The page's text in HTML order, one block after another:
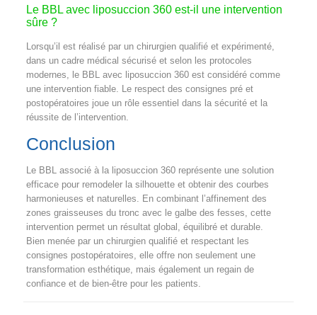
Le BBL avec liposuccion 360 est-il une intervention
sûre ?
Lorsqu’il est réalisé par un chirurgien qualifié et expérimenté,
dans un cadre médical sécurisé et selon les protocoles
modernes, le BBL avec liposuccion 360 est considéré comme
une intervention fiable. Le respect des consignes pré et
postopératoires joue un rôle essentiel dans la sécurité et la
réussite de l’intervention.
Conclusion
Le BBL associé à la liposuccion 360 représente une solution
efficace pour remodeler la silhouette et obtenir des courbes
harmonieuses et naturelles. En combinant l’affinement des
zones graisseuses du tronc avec le galbe des fesses, cette
intervention permet un résultat global, équilibré et durable.
Bien menée par un chirurgien qualifié et respectant les
consignes postopératoires, elle offre non seulement une
transformation esthétique, mais également un regain de
confiance et de bien-être pour les patients.